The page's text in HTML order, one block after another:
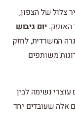
צלול של הצפון,
האופק. יום גיבוש
המשרדית, לחזק
משותפים
נשימה לבין
אלה שעובדים יחד